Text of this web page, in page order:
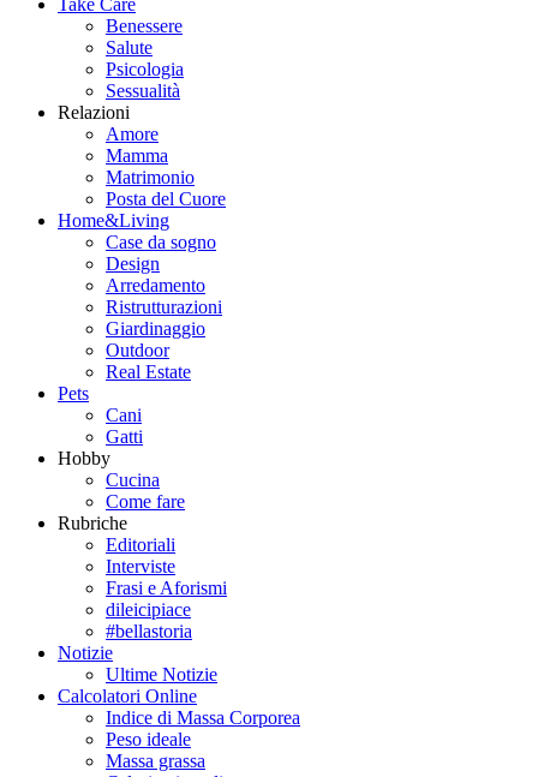
Take Care
Benessere
Salute
Psicologia
Sessualità
Relazioni
Amore
Mamma
Matrimonio
Posta del Cuore
Home&Living
Case da sogno
Design
Arredamento
Ristrutturazioni
Giardinaggio
Outdoor
Real Estate
Pets
Cani
Gatti
Hobby
Cucina
Come fare
Rubriche
Editoriali
Interviste
Frasi e Aforismi
dileicipiace
#bellastoria
Notizie
Ultime Notizie
Calcolatori Online
Indice di Massa Corporea
Peso ideale
Massa grassa